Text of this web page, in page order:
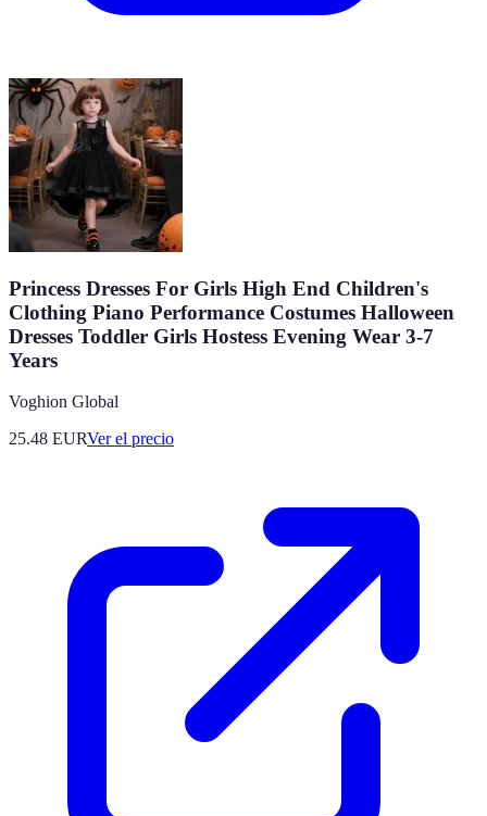
Princess Dresses For Girls High End Children's
Clothing Piano Performance Costumes Halloween
Dresses Toddler Girls Hostess Evening Wear 3-7
Years
Voghion Global
25.48 EURVer el precio